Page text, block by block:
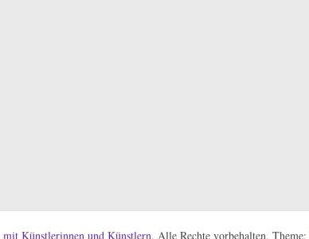
Künstlerinnen und Künstlern. Alle Rechte vorbehalten. Theme: